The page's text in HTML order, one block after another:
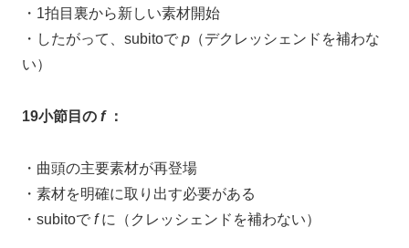
・1拍目裏から新しい素材開始
・したがって、subitoで p （デクレッシェンドを補わな
い）
19小節目の f ：
・曲頭の主要素材が再登場
・素材を明確に取り出す必要がある
・subitoで fに（クレッシェンドを補わない）